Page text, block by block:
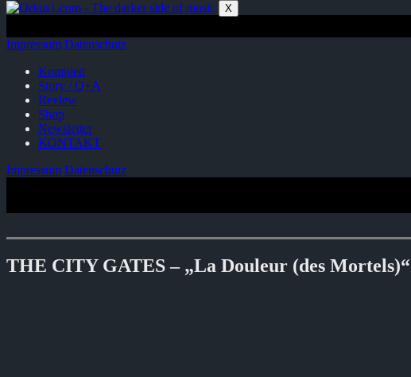
Zum
springen
X
Impressum Datenschutz
Komplett
Story / Q+A
Review
Shop
Newsletter
KONTAKT
Impressum Datenschutz
THE CITY GATES – „La Douleur (des Mortels)“